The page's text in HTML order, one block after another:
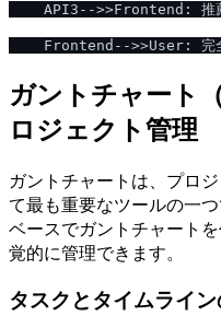
API3-->>Frontend: 推
ガントチャート
ロジェクト管理
ガントチャートは、プロ
て最も重要なツールの一
ベースでガントチャート
覚的に管理できます。
タスクとタイムライ